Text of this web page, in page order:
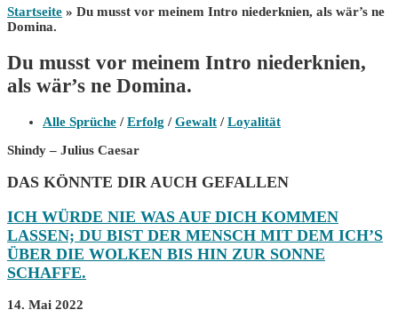
Startseite » Du musst vor meinem Intro niederknien, als wär’s ne
Domina.
Du musst vor meinem Intro niederknien,
als wär’s ne Domina.
Beitrags-
Alle Sprüche / Erfolg / Gewalt / Loyalität
Shindy – Julius Caesar
DAS KÖNNTE DIR AUCH GEFALLEN
ICH WÜRDE NIE WAS AUF DICH KOMMEN
LASSEN; DU BIST DER MENSCH MIT DEM ICH’S
ÜBER DIE WOLKEN BIS HIN ZUR SONNE
SCHAFFE.
14. Mai 2022